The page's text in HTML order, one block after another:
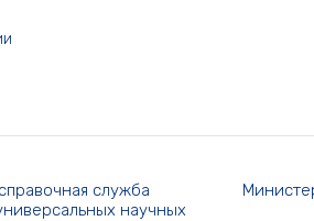
служба
научных